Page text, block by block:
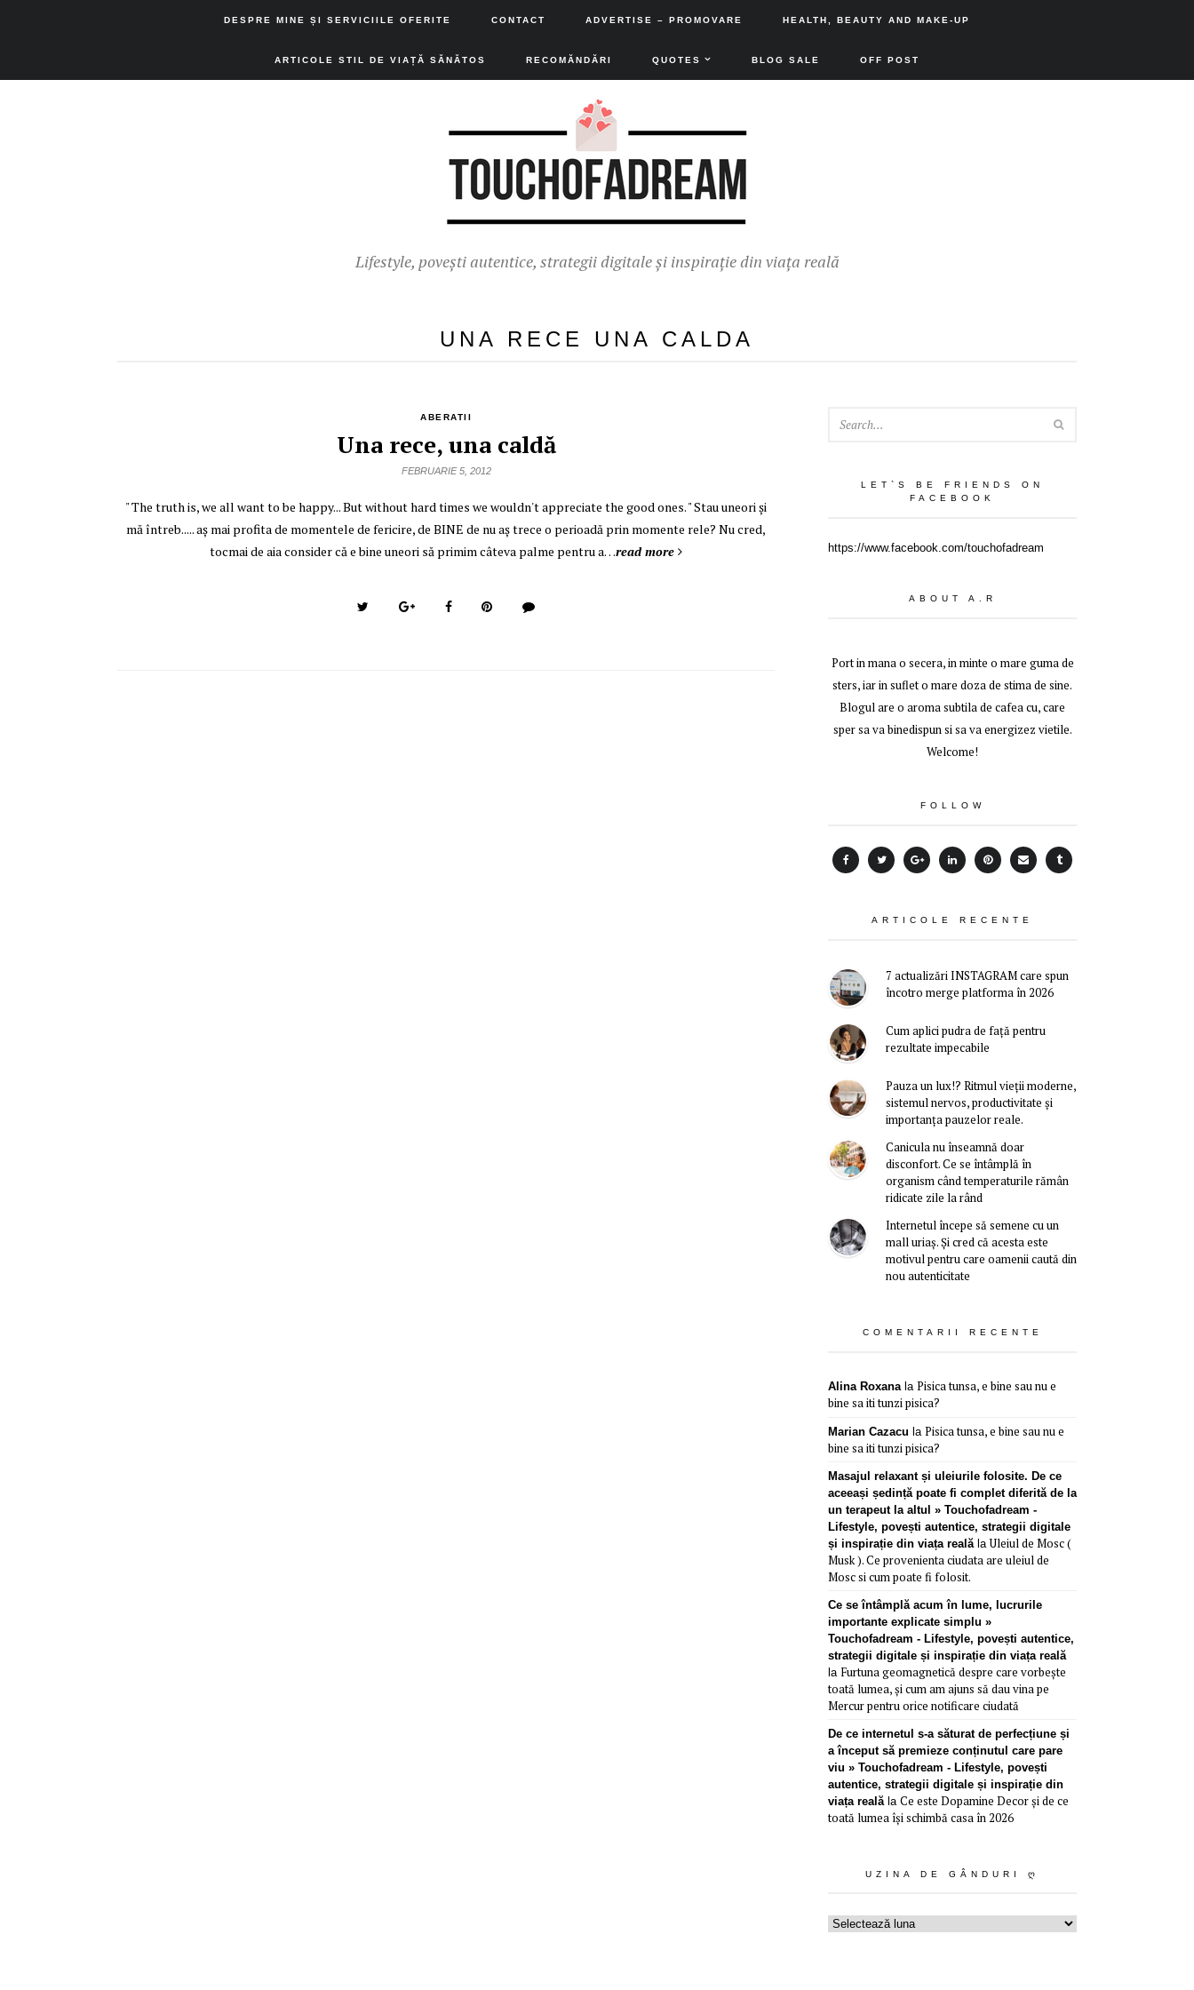
DESPRE MINE ȘI SERVICIILE OFERITE CONTACT ADVERTISE – PROMOVARE HEALTH, BEAUTY AND MAKE-UP
ARTICOLE STIL DE VIAȚĂ SĂNĂTOS RECOMĂNDĂRI QUOTES BLOG SALE OFF POST
Lifestyle, povești autentice, strategii digitale și inspirație din viața reală
UNA RECE UNA CALDA
ABERATII
Una rece, una caldă
FEBRUARIE 5, 2012
" The truth is, we all want to be happy... But without hard times we wouldn't appreciate the good ones. " Stau uneori şi
mă întreb..... aş mai profita de momentele de fericire, de BINE de nu aş trece o perioadă prin momente rele? Nu cred,
tocmai de aia consider că e bine uneori să primim câteva palme pentru a…read more
LET`S BE FRIENDS ON
FACEBOOK
https://www.facebook.com/touchofadream
ABOUT A.R
Port in mana o secera, in minte o mare guma de
sters, iar in suflet o mare doza de stima de sine.
Blogul are o aroma subtila de cafea cu, care
sper sa va binedispun si sa va energizez vietile.
Welcome!
FOLLOW
ARTICOLE RECENTE
7 actualizări INSTAGRAM care spun
încotro merge platforma în 2026
Cum aplici pudra de față pentru
rezultate impecabile
Pauza un lux!? Ritmul vieții moderne,
sistemul nervos, productivitate și
importanța pauzelor reale.
Canicula nu înseamnă doar
disconfort. Ce se întâmplă în
organism când temperaturile rămân
ridicate zile la rând
Internetul începe să semene cu un
mall uriaș. Și cred că acesta este
motivul pentru care oamenii caută din
nou autenticitate
COMENTARII RECENTE
Alina Roxanala Pisica tunsa, e bine sau nu e
bine sa iti tunzi pisica?
Marian Cazacu la Pisica tunsa, e bine sau nu e
bine sa iti tunzi pisica?
Masajul relaxant și uleiurile folosite. De ce
aceeași ședință poate fi complet diferită de la
un terapeut la altul » Touchofadream -
Lifestyle, povești autentice, strategii digitale
și inspirație din viața reală laUleiul de Mosc (
Musk ). Ce provenienta ciudata are uleiul de
Mosc si cum poate fi folosit.
Ce se întâmplă acum în lume, lucrurile
importante explicate simplu »
Touchofadream - Lifestyle, povești autentice,
strategii digitale și inspirație din viața reală
la Furtuna geomagnetică despre care vorbește
toată lumea, și cum am ajuns să dau vina pe
Mercur pentru orice notificare ciudată
De ce internetul s-a săturat de perfecțiune și
a început să premieze conținutul care pare
viu » Touchofadream - Lifestyle, povești
autentice, strategii digitale și inspirație din
viața reală la Ce este Dopamine Decor și de ce
toată lumea își schimbă casa în 2026
UZINA DE GÂNDURI Ღ
Uzina